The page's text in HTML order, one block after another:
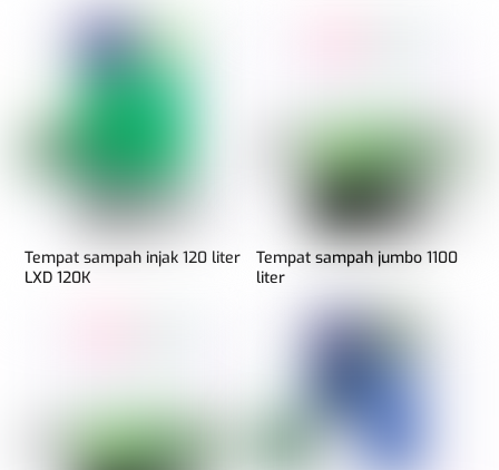
Tempat sampah injak 120 liter
LXD 120K
Tempat sampah jumbo 1100
liter